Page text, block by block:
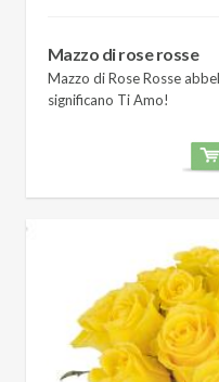
Mazzo di rose rosse
Mazzo di Rose Rosse
significano Ti Amo!